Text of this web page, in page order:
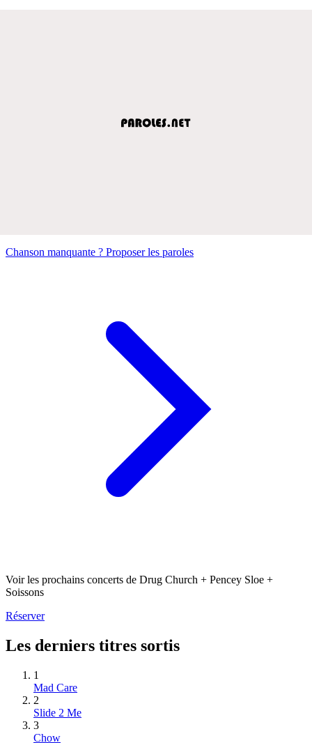
Chanson manquante ? Proposer les paroles
Voir les prochains concerts de Drug Church + Pencey Sloe +
Soissons
Réserver
Les derniers titres sortis
1
Mad Care
2
Slide 2 Me
3
Chow